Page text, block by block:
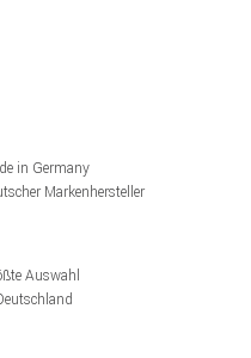
in Germany
Markenhersteller
Auswahl